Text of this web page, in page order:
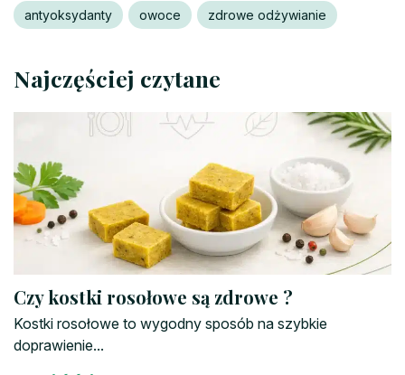
antyoksydanty owoce zdrowe odżywianie
Najczęściej czytane
Czy kostki rosołowe są zdrowe ?
Kostki rosołowe to wygodny sposób na szybkie
doprawienie...